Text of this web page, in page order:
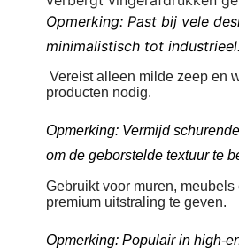
Opmerking: Past bij vele
minimalistisch tot industrieel.
Vereist alleen milde zeep en
producten nodig.
Opmerking: Vermijd
om de geborstelde textuur te
Gebruikt voor muren,
premium uitstraling te geven.
Opmerking: Populair in high-